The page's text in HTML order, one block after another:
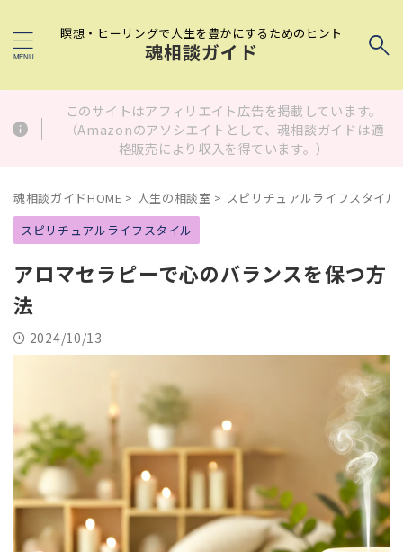
瞑想・ヒーリングで人生を豊かにするためのヒント
魂相談ガイド
このサイトはアフィリエイト広告を掲載しています。
（Amazonのアソシエイトとして、魂相談ガイドは適
格販売により収入を得ています。）
魂相談ガイドHOME > 人生の相談室 > スピリチュアルライフスタイル
スピリチュアルライフスタイル
アロマセラピーで心のバランスを保つ方
法
2024/10/13